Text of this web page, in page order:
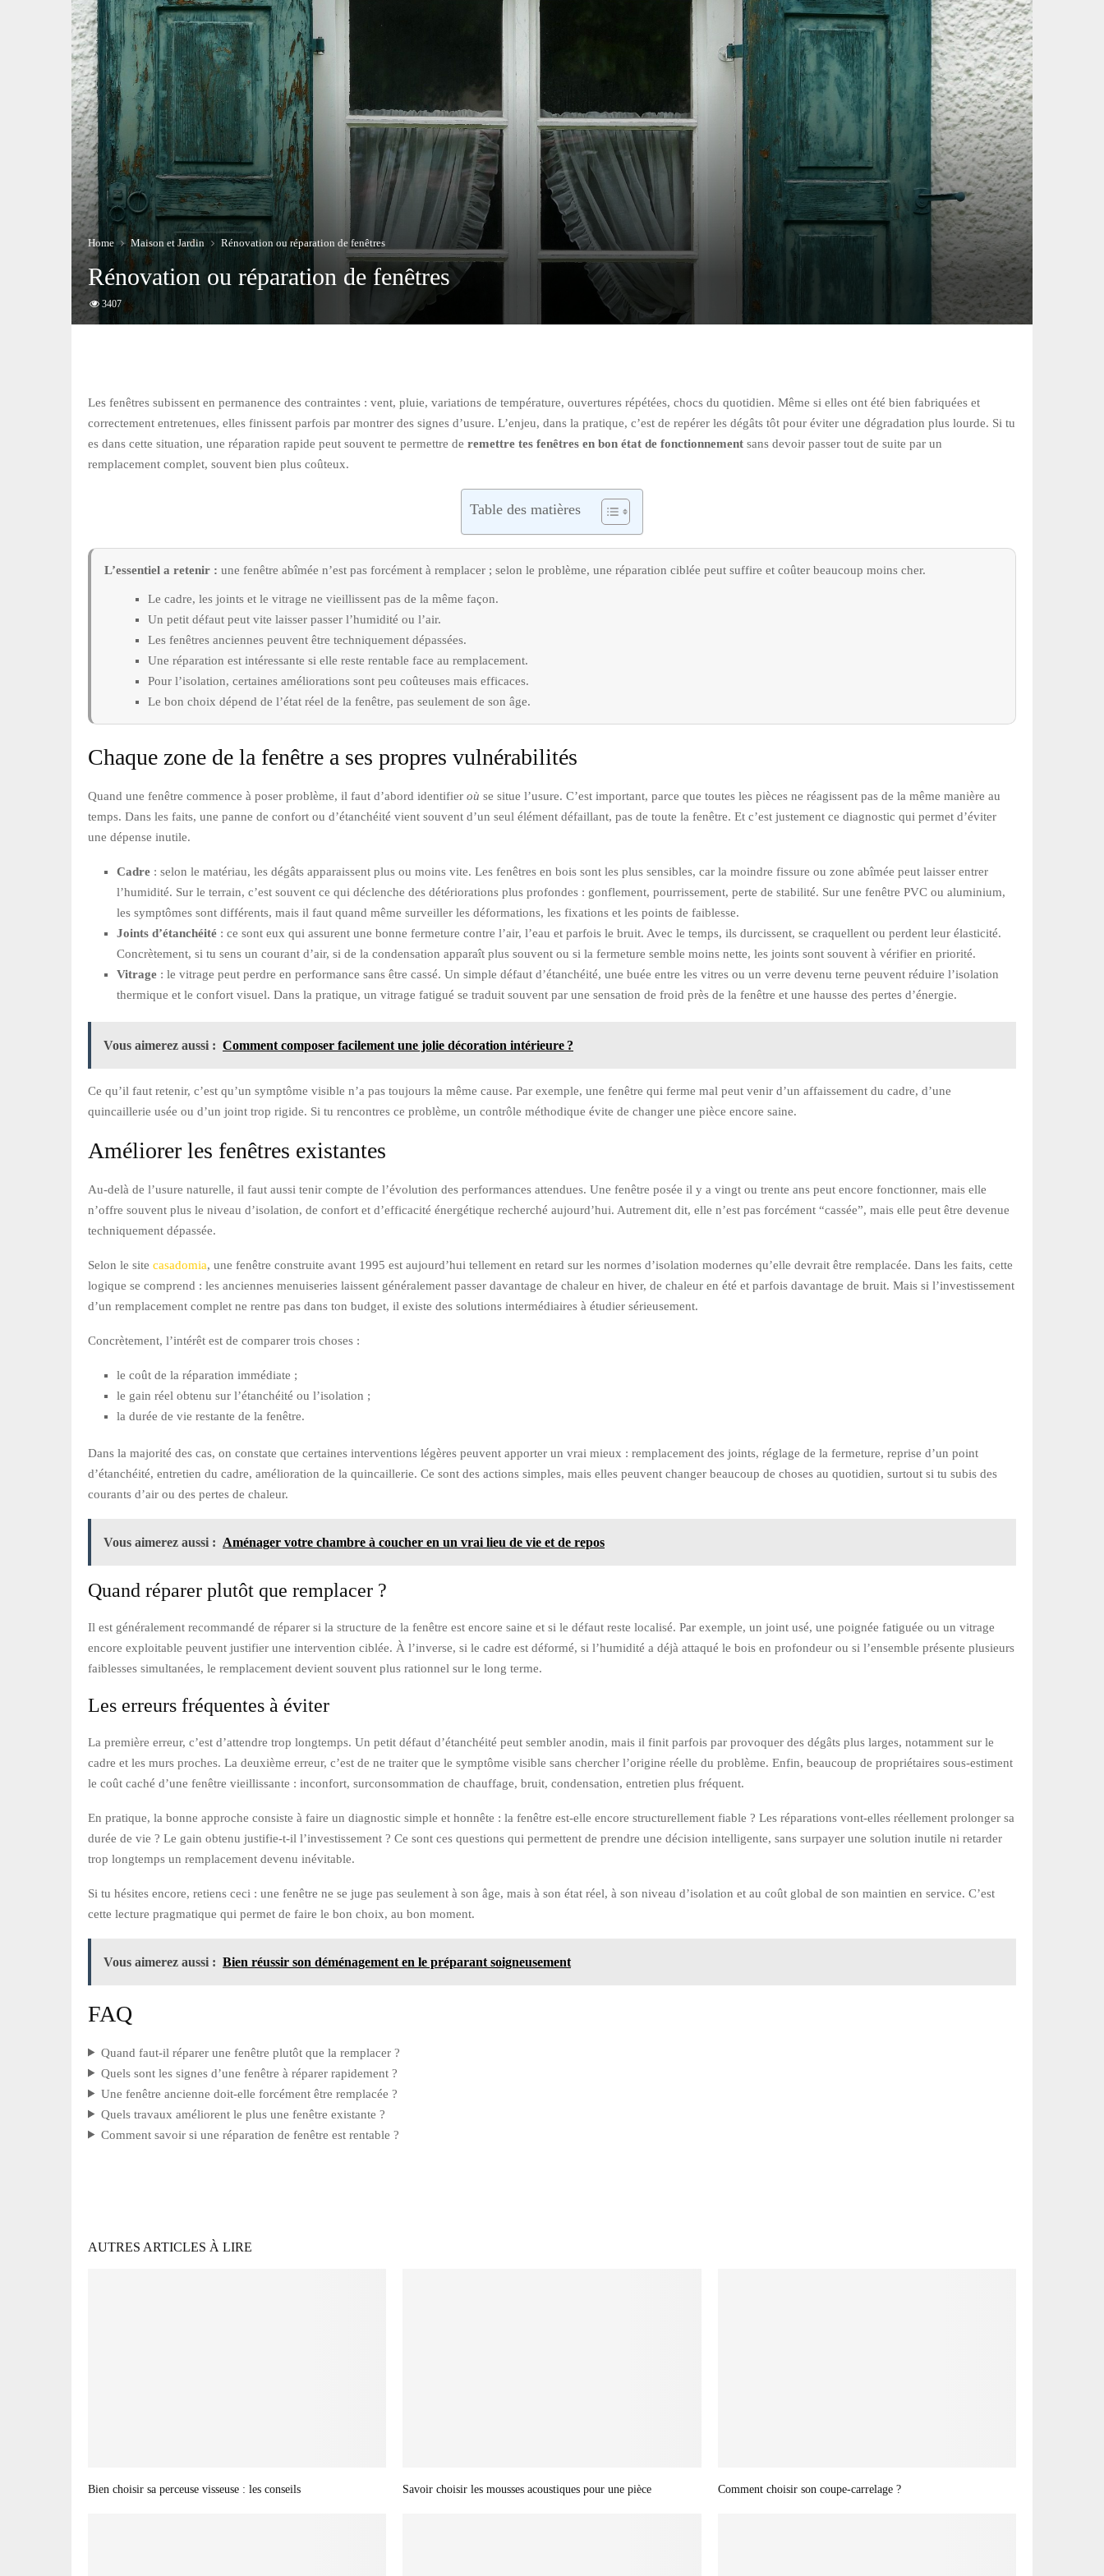
Home Maison et Jardin Rénovation ou réparation de fenêtres
Rénovation ou réparation de fenêtres
3407
Les fenêtres subissent en permanence des contraintes : vent, pluie, variations de température, ouvertures répétées, chocs du quotidien. Même si elles ont été bien fabriquées et
correctement entretenues, elles finissent parfois par montrer des signes d’usure. L’enjeu, dans la pratique, c’est de repérer les dégâts tôt pour éviter une dégradation plus lourde. Si tu
es dans cette situation, une réparation rapide peut souvent te permettre de remettre tes fenêtres en bon état de fonctionnement sans devoir passer tout de suite par un
remplacement complet, souvent bien plus coûteux.
Table des matières
L’essentiel a retenir : une fenêtre abîmée n’est pas forcément à remplacer ; selon le problème, une réparation ciblée peut suffire et coûter beaucoup moins cher.
Le cadre, les joints et le vitrage ne vieillissent pas de la même façon.
Un petit défaut peut vite laisser passer l’humidité ou l’air.
Les fenêtres anciennes peuvent être techniquement dépassées.
Une réparation est intéressante si elle reste rentable face au remplacement.
Pour l’isolation, certaines améliorations sont peu coûteuses mais efficaces.
Le bon choix dépend de l’état réel de la fenêtre, pas seulement de son âge.
Chaque zone de la fenêtre a ses propres vulnérabilités
Quand une fenêtre commence à poser problème, il faut d’abord identifier où se situe l’usure. C’est important, parce que toutes les pièces ne réagissent pas de la même manière au
temps. Dans les faits, une panne de confort ou d’étanchéité vient souvent d’un seul élément défaillant, pas de toute la fenêtre. Et c’est justement ce diagnostic qui permet d’éviter
une dépense inutile.
Cadre : selon le matériau, les dégâts apparaissent plus ou moins vite. Les fenêtres en bois sont les plus sensibles, car la moindre fissure ou zone abîmée peut laisser entrer
l’humidité. Sur le terrain, c’est souvent ce qui déclenche des détériorations plus profondes : gonflement, pourrissement, perte de stabilité. Sur une fenêtre PVC ou aluminium,
les symptômes sont différents, mais il faut quand même surveiller les déformations, les fixations et les points de faiblesse.
Joints d’étanchéité : ce sont eux qui assurent une bonne fermeture contre l’air, l’eau et parfois le bruit. Avec le temps, ils durcissent, se craquellent ou perdent leur élasticité.
Concrètement, si tu sens un courant d’air, si de la condensation apparaît plus souvent ou si la fermeture semble moins nette, les joints sont souvent à vérifier en priorité.
Vitrage : le vitrage peut perdre en performance sans être cassé. Un simple défaut d’étanchéité, une buée entre les vitres ou un verre devenu terne peuvent réduire l’isolation
thermique et le confort visuel. Dans la pratique, un vitrage fatigué se traduit souvent par une sensation de froid près de la fenêtre et une hausse des pertes d’énergie.
Vous aimerez aussi : Comment composer facilement une jolie décoration intérieure ?
Ce qu’il faut retenir, c’est qu’un symptôme visible n’a pas toujours la même cause. Par exemple, une fenêtre qui ferme mal peut venir d’un affaissement du cadre, d’une
quincaillerie usée ou d’un joint trop rigide. Si tu rencontres ce problème, un contrôle méthodique évite de changer une pièce encore saine.
Améliorer les fenêtres existantes
Au-delà de l’usure naturelle, il faut aussi tenir compte de l’évolution des performances attendues. Une fenêtre posée il y a vingt ou trente ans peut encore fonctionner, mais elle
n’offre souvent plus le niveau d’isolation, de confort et d’efficacité énergétique recherché aujourd’hui. Autrement dit, elle n’est pas forcément “cassée”, mais elle peut être devenue
techniquement dépassée.
Selon le site casadomia, une fenêtre construite avant 1995 est aujourd’hui tellement en retard sur les normes d’isolation modernes qu’elle devrait être remplacée. Dans les faits, cette
logique se comprend : les anciennes menuiseries laissent généralement passer davantage de chaleur en hiver, de chaleur en été et parfois davantage de bruit. Mais si l’investissement
d’un remplacement complet ne rentre pas dans ton budget, il existe des solutions intermédiaires à étudier sérieusement.
Concrètement, l’intérêt est de comparer trois choses :
le coût de la réparation immédiate ;
le gain réel obtenu sur l’étanchéité ou l’isolation ;
la durée de vie restante de la fenêtre.
Dans la majorité des cas, on constate que certaines interventions légères peuvent apporter un vrai mieux : remplacement des joints, réglage de la fermeture, reprise d’un point
d’étanchéité, entretien du cadre, amélioration de la quincaillerie. Ce sont des actions simples, mais elles peuvent changer beaucoup de choses au quotidien, surtout si tu subis des
courants d’air ou des pertes de chaleur.
Vous aimerez aussi : Aménager votre chambre à coucher en un vrai lieu de vie et de repos
Quand réparer plutôt que remplacer ?
Il est généralement recommandé de réparer si la structure de la fenêtre est encore saine et si le défaut reste localisé. Par exemple, un joint usé, une poignée fatiguée ou un vitrage
encore exploitable peuvent justifier une intervention ciblée. À l’inverse, si le cadre est déformé, si l’humidité a déjà attaqué le bois en profondeur ou si l’ensemble présente plusieurs
faiblesses simultanées, le remplacement devient souvent plus rationnel sur le long terme.
Les erreurs fréquentes à éviter
La première erreur, c’est d’attendre trop longtemps. Un petit défaut d’étanchéité peut sembler anodin, mais il finit parfois par provoquer des dégâts plus larges, notamment sur le
cadre et les murs proches. La deuxième erreur, c’est de ne traiter que le symptôme visible sans chercher l’origine réelle du problème. Enfin, beaucoup de propriétaires sous-estiment
le coût caché d’une fenêtre vieillissante : inconfort, surconsommation de chauffage, bruit, condensation, entretien plus fréquent.
En pratique, la bonne approche consiste à faire un diagnostic simple et honnête : la fenêtre est-elle encore structurellement fiable ? Les réparations vont-elles réellement prolonger sa
durée de vie ? Le gain obtenu justifie-t-il l’investissement ? Ce sont ces questions qui permettent de prendre une décision intelligente, sans surpayer une solution inutile ni retarder
trop longtemps un remplacement devenu inévitable.
Si tu hésites encore, retiens ceci : une fenêtre ne se juge pas seulement à son âge, mais à son état réel, à son niveau d’isolation et au coût global de son maintien en service. C’est
cette lecture pragmatique qui permet de faire le bon choix, au bon moment.
Vous aimerez aussi : Bien réussir son déménagement en le préparant soigneusement
FAQ
Quand faut-il réparer une fenêtre plutôt que la remplacer ?
Quels sont les signes d’une fenêtre à réparer rapidement ?
Une fenêtre ancienne doit-elle forcément être remplacée ?
Quels travaux améliorent le plus une fenêtre existante ?
Comment savoir si une réparation de fenêtre est rentable ?
AUTRES ARTICLES À LIRE
Bien choisir sa perceuse visseuse : les conseils Savoir choisir les mousses acoustiques pour une pièce Comment choisir son coupe-carrelage ?